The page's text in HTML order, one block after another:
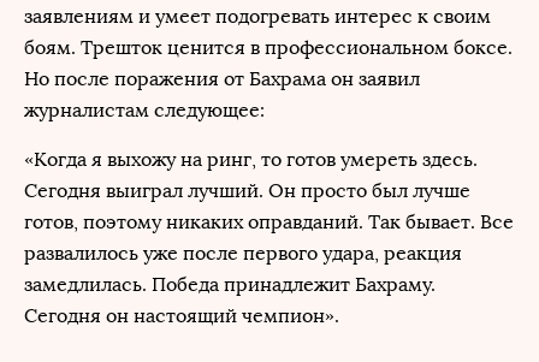
заявлениям и умеет подогревать интерес к своим
боям. Трешток ценится в профессиональном боксе.
Но после поражения от Бахрама он заявил
журналистам следующее:
«Когда я выхожу на ринг, то готов умереть здесь.
Сегодня выиграл лучший. Он просто был лучше
готов, поэтому никаких оправданий. Так бывает. Все
развалилось уже после первого удара, реакция
замедлилась. Победа принадлежит Бахраму.
Сегодня он настоящий чемпион».